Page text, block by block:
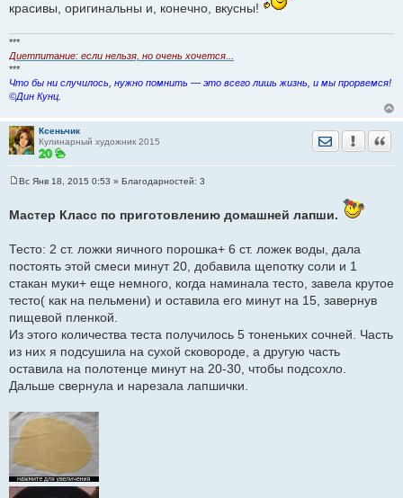
красивы, оригинальны и, конечно, вкусны!
***
Диетпитание: если нельзя, но очень хочется...
***
Что бы ни случилось, нужно помнить — это всего лишь жизнь, и мы прорвемся!
©Дин Кунц.
Ксеньчик
Кулинарный художник 2015
Отправить
б
н
и
Вс Янв 18, 2015 0:53 » Благодарностей: 3
Мастер Класс по приготовлению домашней лапши.
Тесто: 2 ст. ложки яичного порошка+ 6 ст. ложек воды, дала
постоять этой смеси минут 20, добавила щепотку соли и 1
стакан муки+ еще немного, когда наминала тесто, завела крутое
тесто( как на пельмени) и оставила его минут на 15, завернув
пищевой пленкой.
Из этого количества теста получилось 5 тоненьких сочней. Часть
из них я подсушила на сухой сковороде, а другую часть
оставила на полотенце минут на 20-30, чтобы подсохло.
Дальше свернула и нарезала лапшички.